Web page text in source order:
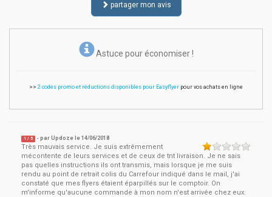
partager mon avis
Astuce pour économiser !
>> 2 codes promo et réductions disponibles pour Easyflyer pour vos achats en ligne
1 / 5 - parUpdoze le14/06/2018
Très mauvais service. Je suis extrêmement
mécontente de leurs services et de ceux de tnt livraison. Je ne sais
pas quelles instructions ils ont transmis, mais lorsque je me suis
rendu au point de retrait colis du Carrefour indiqué dans le mail, j'ai
constaté que mes flyers étaient éparpillés sur le comptoir. On
m'informe qu'aucune commande à mon nom n'est arrivée chez eux.